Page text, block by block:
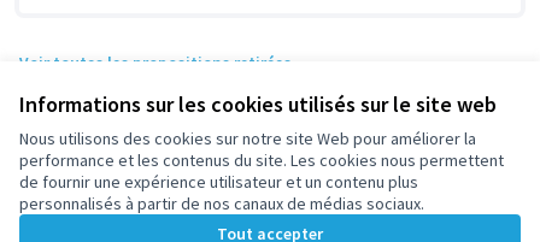
Informations sur les cookies utilisés sur le site web
Nous utilisons des cookies sur notre site Web pour améliorer la
performance et les contenus du site. Les cookies nous permettent
de fournir une expérience utilisateur et un contenu plus
personnalisés à partir de nos canaux de médias sociaux.
Tout accepter
Voir toutes les propositions retirées
Conditions d'utilisation
Paramètres des cookies
participez.nanterre.fr sur X
(Lien externe)
participez.nanterre.fr sur Facebook
participez.nanterre.fr sur Instagram
participez.nanterre.fr sur YouTube
(Lien externe)
participez.nanterre.fr sur GitHub
(Lien externe)